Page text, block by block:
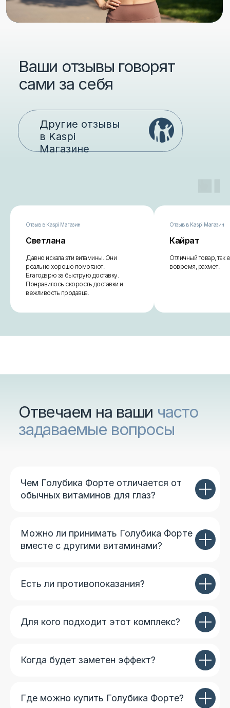
Отзыв в Kaspi Магазин
Светлана
Давно искала эти витамины. Они
реально хорошо помогают.
Благодарю за быструю доставку.
Понравилось скорость доставки и
вежливость продавца.
Отзыв в Kaspi Магазин
Кайрат
Отличный товар,
вовремя, рахмет.
Чем Голубика Форте отличается от
обычных витаминов для глаз?
Можно ли принимать Голубика Форте
вместе с другими витаминами?
Есть ли противопоказания?
Для кого подходит этот комплекс?
Когда будет заметен эффект?
Где можно купить Голубика Форте?
Полезные статьи